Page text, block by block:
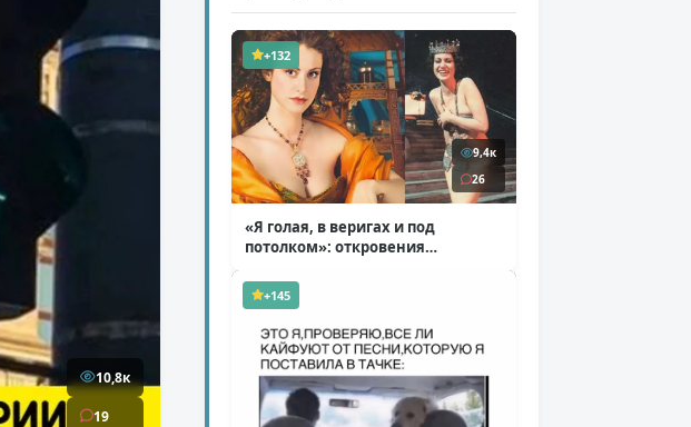
10,8к
19
+132
9,4к
26
«Я голая, в веригах и под
потолком»: откровения
( 11 фото )
+145